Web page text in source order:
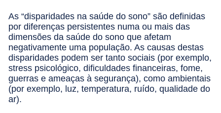
As “disparidades na saúde do sono” são definidas
por diferenças persistentes numa ou mais das
dimensões da saúde do sono que afetam
negativamente uma população. As causas destas
disparidades podem ser tanto sociais (por exemplo,
stress psicológico, dificuldades financeiras, fome,
guerras e ameaças à segurança), como ambientais
(por exemplo, luz, temperatura, ruído, qualidade do
ar).